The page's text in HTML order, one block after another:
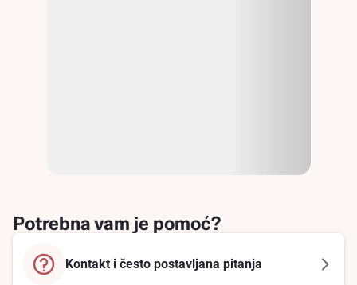
Potrebna vam je pomoć?
Kontakt i često postavljana pitanja